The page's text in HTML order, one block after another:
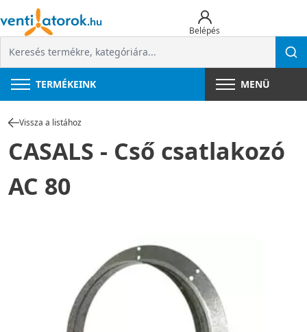
Belépés
TERMÉKEINK MENÜ
Vissza a listához
CASALS - Cső csatlakozó
AC 80